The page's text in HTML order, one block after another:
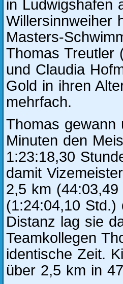
in Ludwigshafen
Willersinnweiher
Masters-
Thomas Treutler
und Claudia
Gold in ihren
mehrfach.
Thomas gewann
Minuten den
1:23:18,30
damit
2,5 km
(1:24:04,10
Distanz lag sie
Teamkollegen
identische Zeit.
über 2,5 km in